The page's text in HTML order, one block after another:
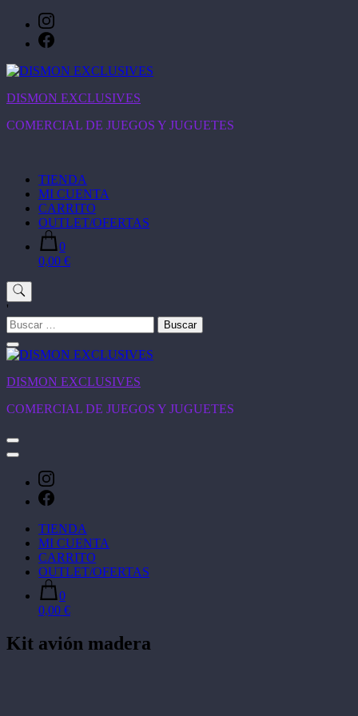
contenido
DISMON EXCLUSIVES
COMERCIAL DE JUEGOS Y JUGUETES
TIENDA
MI CUENTA
CARRITO
OUTLET/OFERTAS
0
0,00 €
'
Buscar:
DISMON EXCLUSIVES
COMERCIAL DE JUEGOS Y JUGUETES
TIENDA
MI CUENTA
CARRITO
OUTLET/OFERTAS
0
0,00 €
Kit avión madera